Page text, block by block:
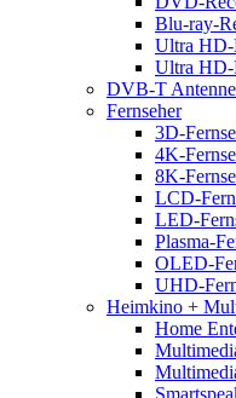
Blu-ray-
Ultra HD-
Ultra HD-
DVB-T
Fernseher
3D-
4K-
8K-
LCD-
LED-
Plasma-
OLED-
UHD-
Heimkino +
Home